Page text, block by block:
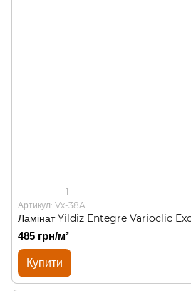
1
Артикул: Vx-38A
Ламінат Yildiz Entegre Varioclic
485 грн/м²
Купити